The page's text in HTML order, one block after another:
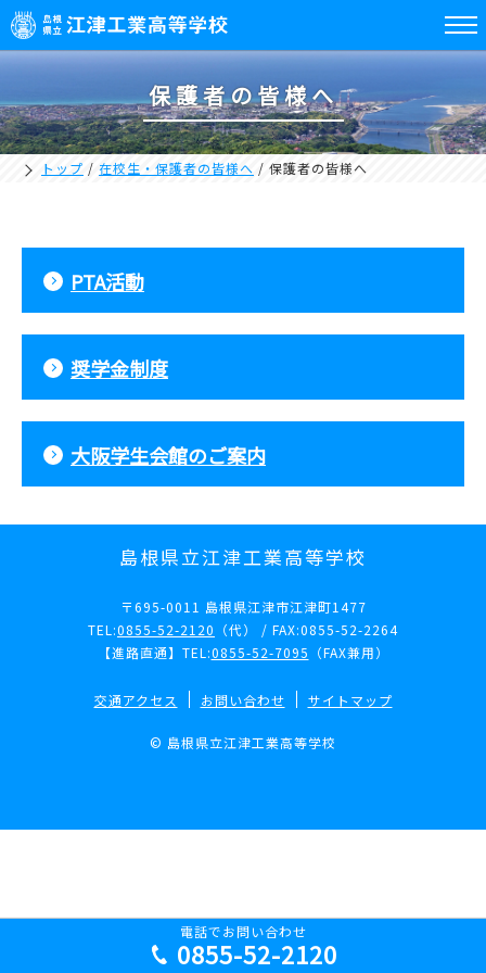
保護者の皆様へ
トップ / 在校生・保護者の皆様へ / 保護者の皆様へ
PTA活動
奨学金制度
大阪学生会館のご案内
電話でお問い合わせ
0855-52-2120
島根県立江津工業高等学校
〒695-0011 島根県江津市江津町1477
TEL:0855-52-2120 （代） / FAX:0855-52-2264
【進路直通】TEL:0855-52-7095 （FAX兼用）
交通アクセス お問い合わせ サイトマップ
© 島根県立江津工業高等学校